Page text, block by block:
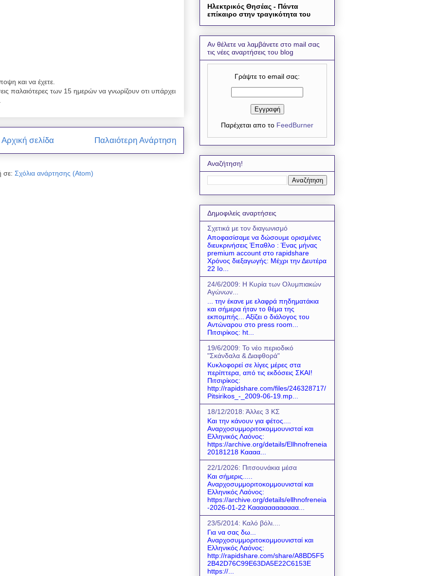
και να έχετε.
παλαιότερες των 15 ημερών να γνωρίζουν οτι υπάρχει
Παλαιότερη Ανάρτηση
Αρχική σελίδα
σε: Σχόλια ανάρτησης (Atom)
Ηλεκτρικός Θησέας - Πάντα
επίκαιρο στην τραγικότητα του
Αν θέλετε να λαμβάνετε στο mail σας
τις νέες αναρτήσεις του blog
Γράψτε το email σας:
Παρέχεται απο το FeedBurner
Αναζήτηση!
Δημοφιλείς αναρτήσεις
Σχετικά με τον διαγωνισμό
Αποφασίσαμε να δώσουμε ορισμένες
διευκρινήσεις Έπαθλο : Ένας μήνας
premium account στο rapidshare
Χρόνος διεξαγωγής: Μέχρι την Δευτέρα
22 Ιο...
24/6/2009: Η Κυρία των Ολυμπιακών
Αγώνων...
... την έκανε με ελαφρά πηδηματάκια
και σήμερα ήταν το θέμα της
εκπομπής... Αξίζει ο διάλογος του
Αντώναρου στο press room...
Πιτσιρίκος: ht...
19/6/2009: Το νέο περιοδικό
"Σκάνδαλα & Διαφθορά"
Κυκλοφορεί σε λίγες μέρες στα
περίπτερα, από τις εκδόσεις ΣΚΑΙ!
Πιτσιρίκος:
http://rapidshare.com/files/246328717/
Pitsirikos_-_2009-06-19.mp...
18/12/2018: Άλλες 3 ΚΣ
Και την κάνουν για φέτος....
Αναρχοσυμμοριτοκομμουνισταί και
Ελληνικός Λαόνος:
https://archive.org/details/Ellhnofreneia
20181218 Καααα...
22/1/2026: Πιτσουνάκια μέσα
Και σήμερις.....
Αναρχοσυμμοριτοκομμουνισταί και
Ελληνικός Λαόνος:
https://archive.org/details/ellhnofreneia
-2026-01-22 Καααααααααααα...
23/5/2014: Καλό βόλι....
Για να σας δω...
Αναρχοσυμμοριτοκομμουνισταί και
Ελληνικός Λαόνος:
http://rapidshare.com/share/A8BD5F5
2B42D76C99E63DA5E22C6153E
https://...